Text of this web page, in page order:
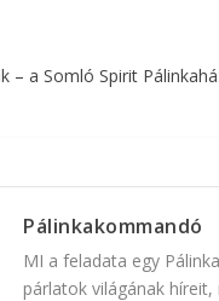
– a Somló Spirit
Pálinkakommandó
MI a feladata egy
párlatok világának